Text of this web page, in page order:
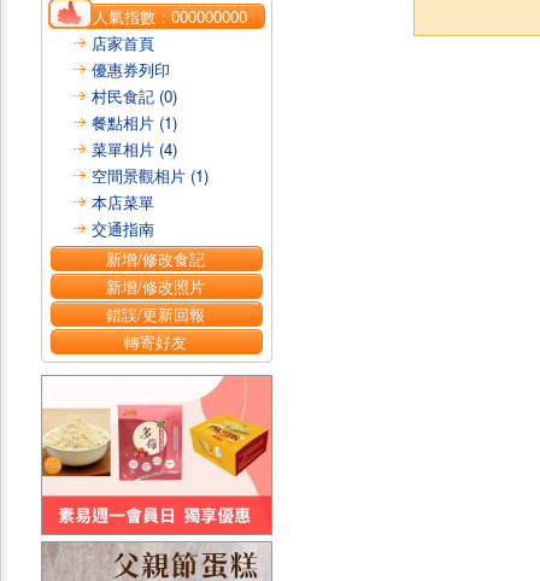
人氣指數：000000000
店家首頁
優惠券列印
村民食記 (0)
餐點相片 (1)
菜單相片 (4)
空間景觀相片 (1)
本店菜單
交通指南
新增/修改食記
新增/修改照片
錯誤/更新回報
轉寄好友